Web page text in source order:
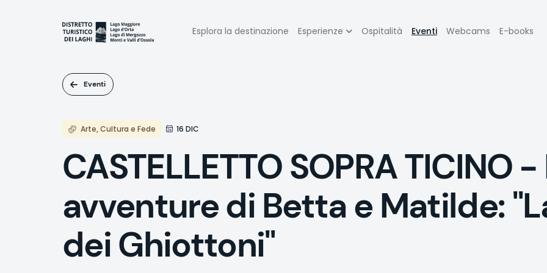
Navigazione
Esplora la destinazione Esperienze Ospitalità Eventi Webcams E-books
Eventi
Arte, Cultura e Fede 16 DIC
CASTELLETTO SOPRA TICINO -
avventure di Betta e Matilde:
dei Ghiottoni"